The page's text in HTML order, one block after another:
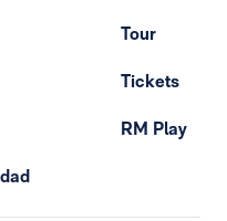
Tour
Tickets
RM Play